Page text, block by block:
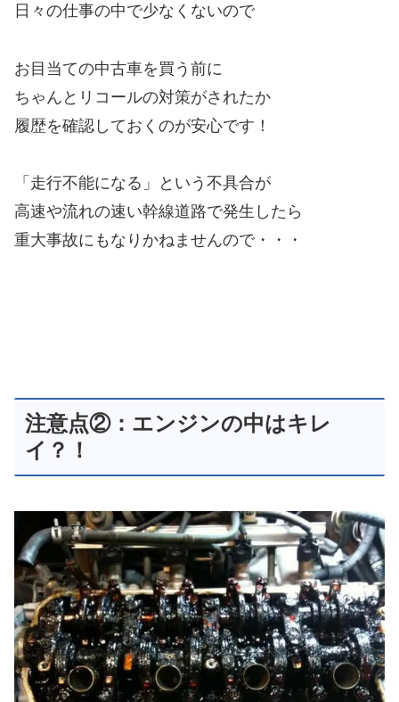
日々の仕事の中で少なくないので
お目当ての中古車を買う前に
ちゃんとリコールの対策がされたか
履歴を確認しておくのが安心です！
「走行不能になる」という不具合が
高速や流れの速い幹線道路で発生したら
重大事故にもなりかねませんので・・・
注意点②：エンジンの中はキレ
イ？！